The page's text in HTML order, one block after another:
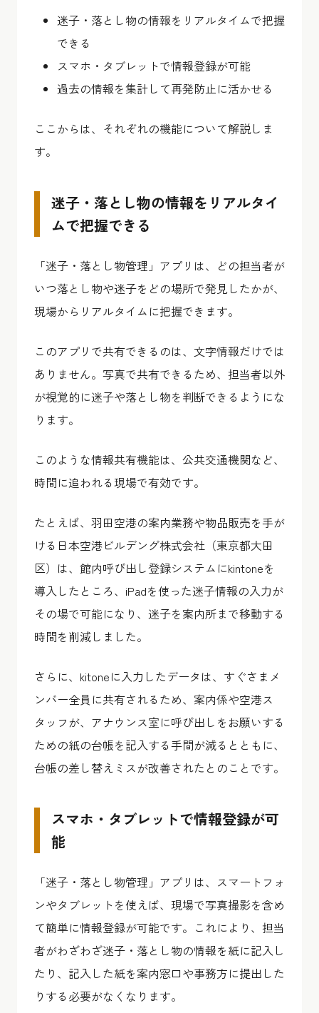
迷子・落とし物の情報をリアルタイムで把握
できる
スマホ・タブレットで情報登録が可能
過去の情報を集計して再発防止に活かせる
ここからは、それぞれの機能について解説しま
す。
迷子・落とし物の情報をリアルタイ
ムで把握できる
「迷子・落とし物管理」アプリは、どの担当者が
いつ落とし物や迷子をどの場所で発見したかが、
現場からリアルタイムに把握できます。
このアプリで共有できるのは、文字情報だけでは
ありません。 写真で共有できるため、担当者以外
が視覚的に迷子や落とし物を判断できる ようにな
ります。
このような情報共有機能は、公共交通機関など、
時間に追われる現場で有効です。
たとえば、羽田空港の案内業務や物品販売を手が
ける日本空港ビルデング株式会社（東京都大田
区）は、館内呼び出し登録システムにkintoneを
導入したところ、iPadを使った迷子情報の入力が
その場で可能になり、迷子を案内所まで移動する
時間を削減しました。
さらに、kitoneに入力したデータは、すぐさまメ
ンバー全員に共有されるため、案内係や空港ス
タッフが、 アナウンス室に呼び出しをお願いする
ための紙の台帳を記入する手間が減る とともに、
台帳の差し替えミスが改善されたとのことです。
スマホ・タブレットで情報登録が可
能
「迷子・落とし物管理」アプリは、スマートフォ
ンやタブレットを使えば、現場で写真撮影を含め
て簡単に情報登録が可能です。これにより、担当
者がわざわざ迷子・落とし物の情報を紙に記入し
たり、記入した紙を案内窓口や事務方に提出した
りする必要がなくなります。